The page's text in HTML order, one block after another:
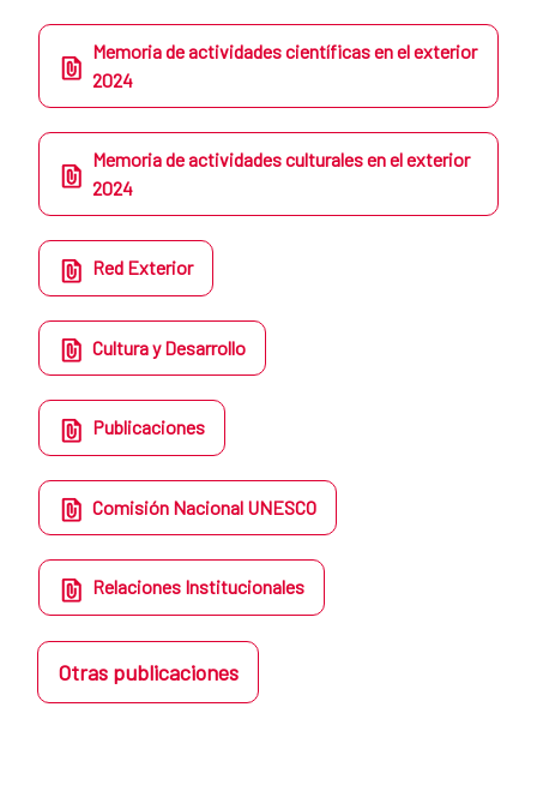
Memoria de actividades científicas en el exterior
2024
Memoria de actividades culturales en el exterior
2024
Red Exterior
Cultura y Desarrollo
Publicaciones
Comisión Nacional UNESCO
Relaciones Institucionales
Otras publicaciones